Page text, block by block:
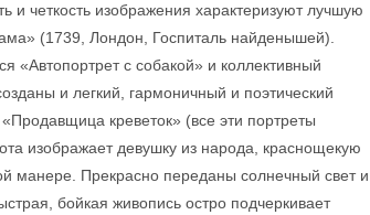
и четкость изображения характеризуют лучшую
(1739, Лондон, Госпиталь найденышей).
«Автопортрет с собакой» и коллективный
и легкий, гармоничный и поэтический
креветок» (все эти портреты
изображает девушку из народа, краснощекую
манере. Прекрасно переданы солнечный свет и
бойкая живопись остро подчеркивает